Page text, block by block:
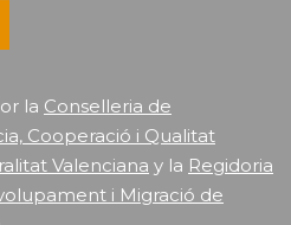
la Conselleria de
Cooperació i Qualitat
Valenciana y la Regidoria
i Migració de